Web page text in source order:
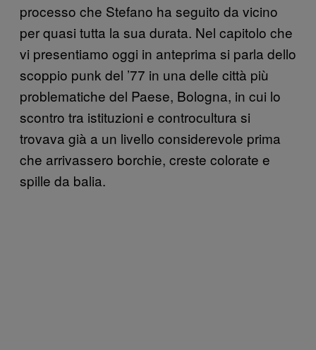
processo che Stefano ha seguito da vicino
per quasi tutta la sua durata. Nel capitolo che
vi presentiamo oggi in anteprima si parla dello
scoppio punk del ’77 in una delle città più
problematiche del Paese, Bologna, in cui lo
scontro tra istituzioni e controcultura si
trovava già a un livello considerevole prima
che arrivassero borchie, creste colorate e
spille da balia.